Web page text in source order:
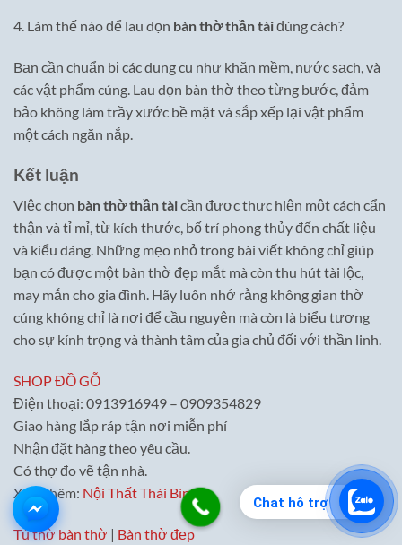
Chat hỗ trợ
4. Làm thế nào để lau dọn bàn thờ thần tàiđúng cách?
Bạn cần chuẩn bị các dụng cụ như khăn mềm, nước sạch, và
các vật phẩm cúng. Lau dọn bàn thờ theo từng bước, đảm
bảo không làm trầy xước bề mặt và sắp xếp lại vật phẩm
một cách ngăn nắp.
Kết luận
Việc chọn bàn thờ thần tàicần được thực hiện một cách cẩn
thận và tỉ mỉ, từ kích thước, bố trí phong thủy đến chất liệu
và kiểu dáng. Những mẹo nhỏ trong bài viết không chỉ giúp
bạn có được một bàn thờ đẹp mắt mà còn thu hút tài lộc,
may mắn cho gia đình. Hãy luôn nhớ rằng không gian thờ
cúng không chỉ là nơi để cầu nguyện mà còn là biểu tượng
cho sự kính trọng và thành tâm của gia chủ đối với thần linh.
SHOP ĐỒ GỖ
Điện thoại: 0913916949 – 0909354829
Giao hàng lắp ráp tận nơi miễn phí
Nhận đặt hàng theo yêu cầu.
Có thợ đo vẽ tận nhà.
Xem thêm: Nội Thất Thái Bình
Tủ thờ bàn thờ | Bàn thờ đẹp